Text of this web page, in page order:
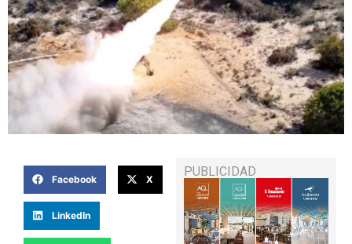
Facebook X
LinkedIn
PUBLICIDAD